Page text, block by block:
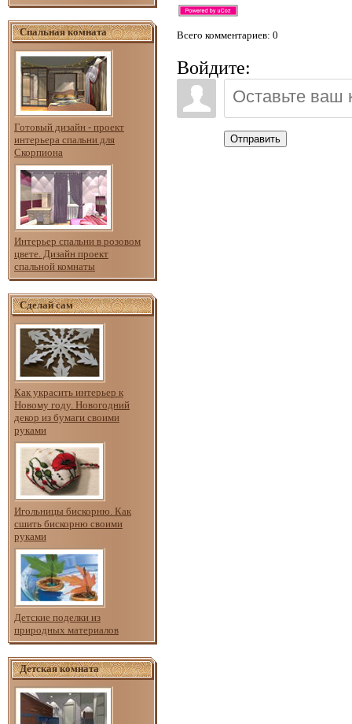
Спальная комната
Готовый дизайн - проект
интерьера спальни для
Скорпиона
Интерьер спальни в розовом
цвете. Дизайн проект
спальной комнаты
Сделай сам
Как украсить интерьер к
Новому году. Новогодний
декор из бумаги своими
руками
Игольницы бискорню. Как
сшить бискорню своими
руками
Детские поделки из
природных материалов
Детская комната
Всего комментариев: 0
Войдите:
Отправить